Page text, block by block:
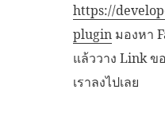
https://
plugin มองหา
แล้ววาง Link ข
เราลงไปเลย